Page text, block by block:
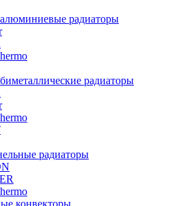
радиаторы
радиаторы
радиаторы